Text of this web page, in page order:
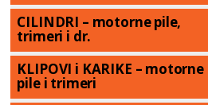
CILINDRI – motorne pile,
trimeri i dr.
KLIPOVI i KARIKE – motorne
pile i trimeri